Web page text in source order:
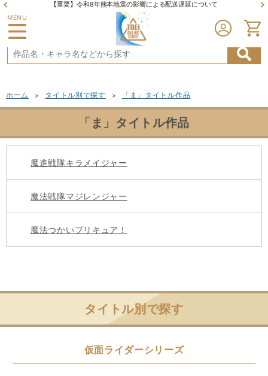
【重要】令和8年熊本地震の影響による配送遅延について
MENU
ホーム > タイトル別で探す > 「ま」タイトル作品
「ま」タイトル作品
魔進戦隊キラメイジャー
魔法戦隊マジレンジャー
魔法つかいプリキュア！
タイトル別で探す
仮面ライダーシリーズ